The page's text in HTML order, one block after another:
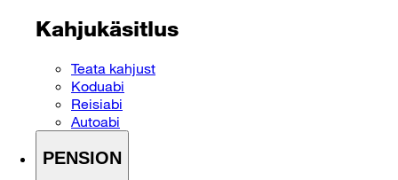
Kahjukäsitlus
Teata kahjust
Koduabi
Reisiabi
Autoabi
PENSION